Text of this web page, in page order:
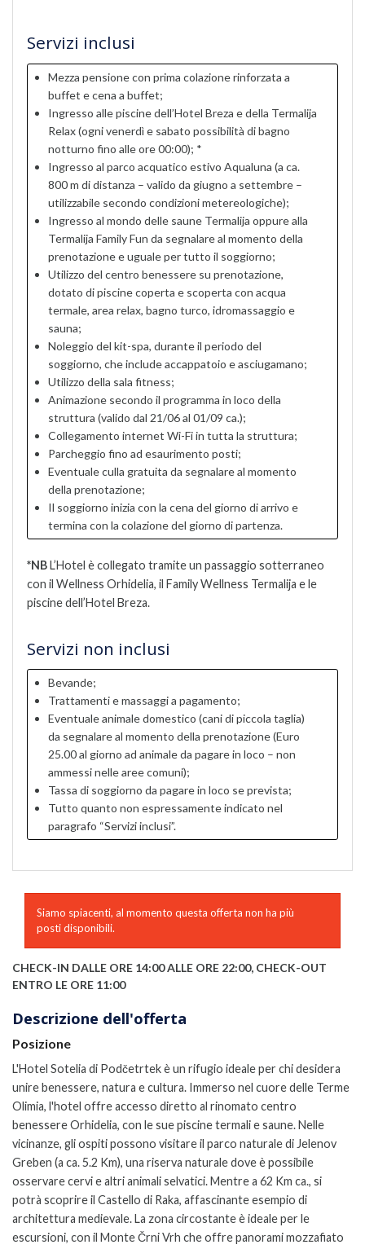
Servizi inclusi
Mezza pensione con prima colazione rinforzata a
buffet e cena a buffet;
Ingresso alle piscine dell’Hotel Breza e della Termalija
Relax (ogni venerdì e sabato possibilità di bagno
notturno fino alle ore 00:00); *
Ingresso al parco acquatico estivo Aqualuna (a ca.
800 m di distanza – valido da giugno a settembre –
utilizzabile secondo condizioni metereologiche);
Ingresso al mondo delle saune Termalija oppure alla
Termalija Family Fun da segnalare al momento della
prenotazione e uguale per tutto il soggiorno;
Utilizzo del centro benessere su prenotazione,
dotato di piscine coperta e scoperta con acqua
termale, area relax, bagno turco, idromassaggio e
sauna;
Noleggio del kit-spa, durante il periodo del
soggiorno, che include accappatoio e asciugamano;
Utilizzo della sala fitness;
Animazione secondo il programma in loco della
struttura (valido dal 21/06 al 01/09 ca.);
Collegamento internet Wi-Fi in tutta la struttura;
Parcheggio fino ad esaurimento posti;
Eventuale culla gratuita da segnalare al momento
della prenotazione;
Il soggiorno inizia con la cena del giorno di arrivo e
termina con la colazione del giorno di partenza.
*NBL’Hotel è collegato tramite un passaggio sotterraneo
con il Wellness Orhidelia, il Family Wellness Termalija e le
piscine dell’Hotel Breza.
Servizi non inclusi
Bevande;
Trattamenti e massaggi a pagamento;
Eventuale animale domestico (cani di piccola taglia)
da segnalare al momento della prenotazione (Euro
25.00 al giorno ad animale da pagare in loco – non
ammessi nelle aree comuni);
Tassa di soggiorno da pagare in loco se prevista;
Tutto quanto non espressamente indicato nel
paragrafo “Servizi inclusi”.
Siamo spiacenti, al momento questa offerta non ha più
posti disponibili.
CHECK-IN DALLE ORE 14:00 ALLE ORE 22:00, CHECK-OUT
ENTRO LE ORE 11:00
Descrizione dell'offerta
Posizione
L'Hotel Sotelia di Podčetrtek è un rifugio ideale per chi desidera
unire benessere, natura e cultura. Immerso nel cuore delle Terme
Olimia, l'hotel offre accesso diretto al rinomato centro
benessere Orhidelia, con le sue piscine termali e saune. Nelle
vicinanze, gli ospiti possono visitare il parco naturale di Jelenov
Greben (a ca. 5.2 Km), una riserva naturale dove è possibile
osservare cervi e altri animali selvatici. Mentre a 62 Km ca., si
potrà scoprire il Castello di Raka, affascinante esempio di
architettura medievale. La zona circostante è ideale per le
escursioni, con il Monte Črni Vrh che offre panorami mozzafiato